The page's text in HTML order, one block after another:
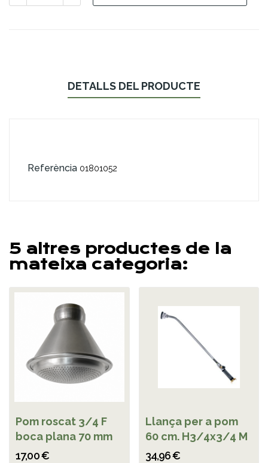
DETALLS DEL PRODUCTE
Referència 01801052
5 altres productes de la
mateixa categoria:
Pom roscat 3/4 F
boca plana 70 mm
17,00 €
Llança per a pom
60 cm. H3/4x3/4 M
34,96 €